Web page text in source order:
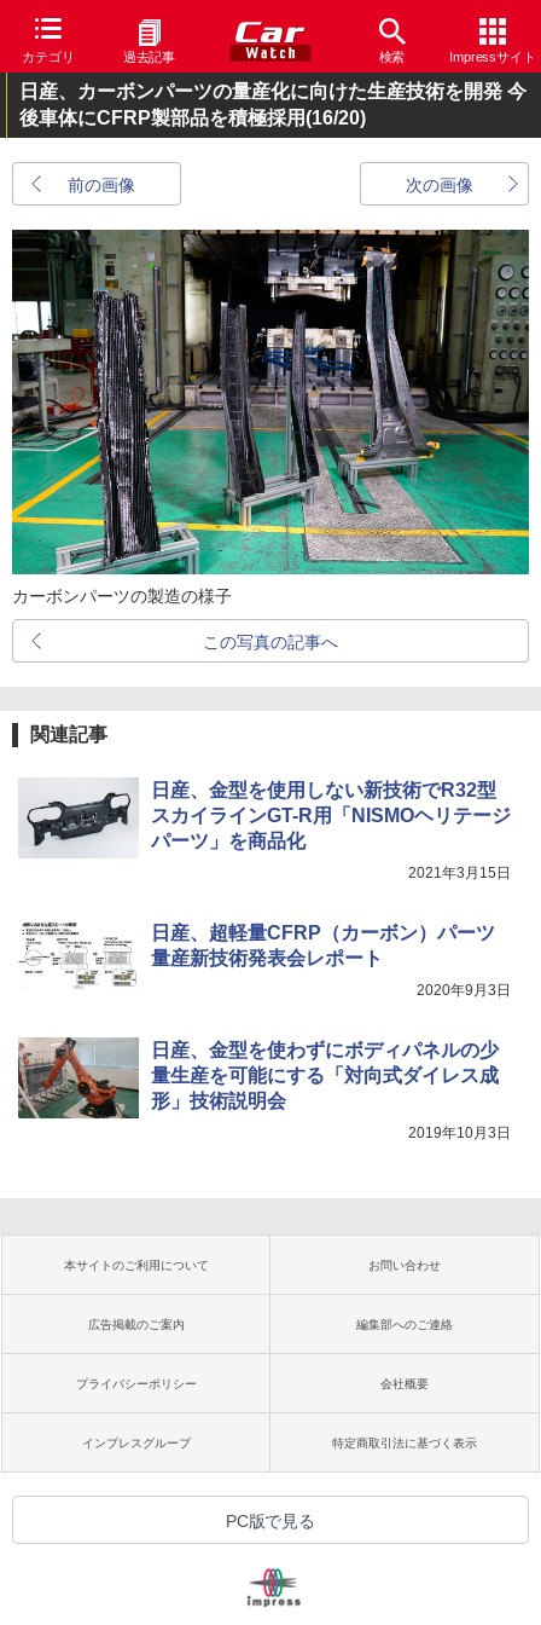
カテゴリ 過去記事 検索 Impressサイト
日産、カーボンパーツの量産化に向けた生産技術を開発 今
後車体にCFRP製部品を積極採用(16/20)
前の画像 次の画像
カーボンパーツの製造の様子
この写真の記事へ
関連記事
日産、金型を使用しない新技術でR32型
スカイラインGT-R用「NISMOヘリテージ
パーツ」を商品化
2021年3月15日
日産、超軽量CFRP（カーボン）パーツ
量産新技術発表会レポート
2020年9月3日
日産、金型を使わずにボディパネルの少
量生産を可能にする「対向式ダイレス成
形」技術説明会
2019年10月3日
本サイトのご利用について お問い合わせ
広告掲載のご案内 編集部へのご連絡
プライバシーポリシー 会社概要
インプレスグループ 特定商取引法に基づく表示
PC版で見る